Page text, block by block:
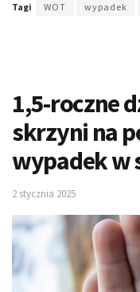
Tagi WOT wypadek
1,5-roczne
skrzyni na
wypadek w
2 stycznia 2025